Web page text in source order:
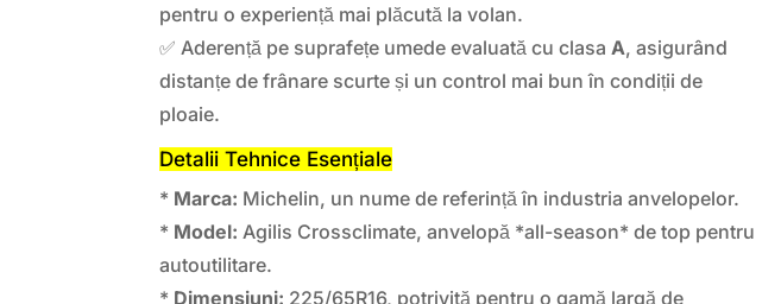
pentru o experiență mai plăcută la volan.
✅ Aderență pe suprafețe umede evaluată cu clasa A, asigurând
distanțe de frânare scurte și un control mai bun în condiții de
ploaie.
Detalii Tehnice Esențiale
* Marca: Michelin, un nume de referință în industria anvelopelor.
* Model: Agilis Crossclimate, anvelopă *all-season* de top pentru
autoutilitare.
* Dimensiuni: 225/65R16, potrivită pentru o gamă largă de